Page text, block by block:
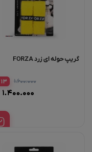
گریپ حوله ای زرد FORZA
۱.۶۰۰.۰۰۰
۱.۴۰۰.۰۰۰
13